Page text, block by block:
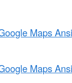
Maps
Maps